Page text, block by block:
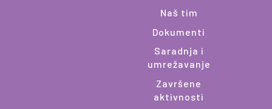
Naš tim
Dokumenti
Saradnja i
umrežavanje
Završene
aktivnosti